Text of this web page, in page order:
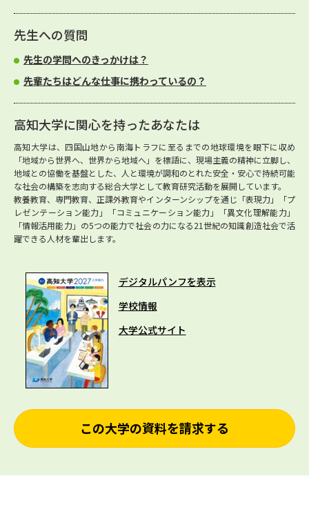
先生への質問
先生の学問へのきっかけは？
先輩たちはどんな仕事に携わっているの？
高知大学に関心を持ったあなたは
高知大学は、四国山地から南海トラフに至るまでの地球環境を眼下に収め
「地域から世界へ、世界から地域へ」を標語に、現場主義の精神に立脚し、
地域との協働を基盤とした、人と環境が調和のとれた安全・安心で持続可能
な社会の構築を志向する総合大学として教育研究活動を展開しています。
教養教育、専門教育、正課外教育やインターンシップを通じ「表現力」「プ
レゼンテーション能力」「コミュニケーション能力」「異文化理解能力」
「情報活用能力」の5つの能力で社会の力になる21世紀の知識創造社会で活
躍できる人材を輩出します。
デジタルパンフを表示
学校情報
大学公式サイト
この大学の資料を請求する